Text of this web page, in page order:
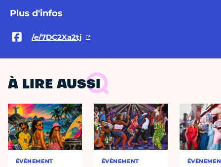
Plus d'infos
/e/7DC2Xa2tj
À LIRE AUSSI
ÉVÈNEMENT ÉVÈNEMENT